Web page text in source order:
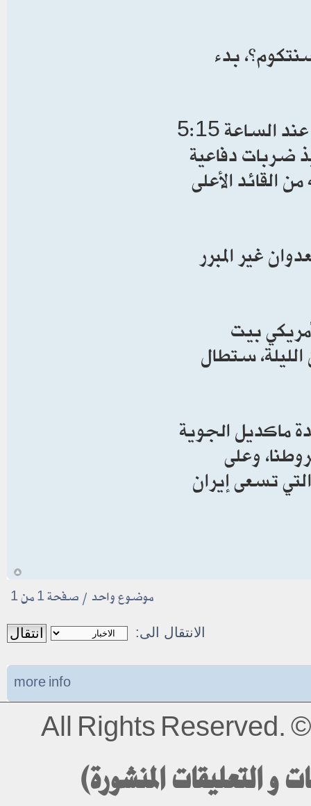
بدء
وقالت “سنتكوم” في بيان، إن قواتها “بدأت، اليوم عند الساعة 5:15
(21.15 تغ)، تنفيذ ضربات دفاعية
القائد الأعلى
غير المبرر
بيت
ستطال
ماكديل الجوية
وعلى
تسعى إيران
موضوع واحد • صفحة1من1
الانتقال الى:
more info
All Rights Reserved.